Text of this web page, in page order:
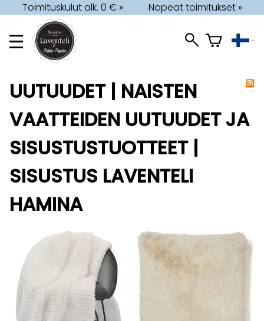
Toimituskulut alk. 0 € » Nopeat toimitukset »
UUTUUDET | NAISTEN
VAATTEIDEN UUTUUDET JA
SISUSTUSTUOTTEET |
SISUSTUS LAVENTELI
HAMINA